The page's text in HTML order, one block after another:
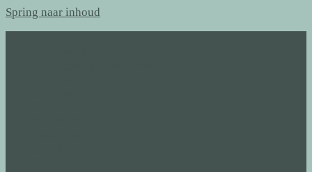
Spring naar inhoud